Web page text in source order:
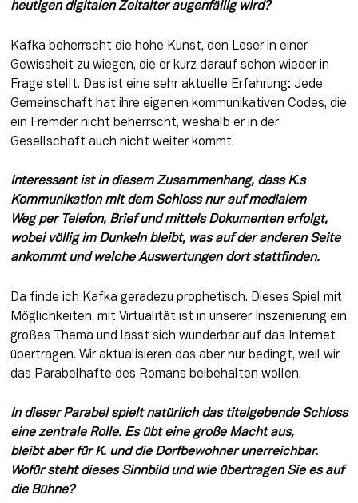
heutigen digitalen Zeitalter augenfällig wird?
Kafka beherrscht die hohe Kunst, den Leser in einer
Gewissheit zu wiegen, die er kurz darauf schon wieder in
Frage stellt. Das ist eine sehr aktuelle Erfahrung: Jede
Gemeinschaft hat ihre eigenen kommunikativen Codes, die
ein Fremder nicht beherrscht, weshalb er in der
Gesellschaft auch nicht weiter­ kommt.
Interessant ist in diesem Zusammenhang, dass K.s
Kommunikation mit dem Schloss nur auf medialem
Weg per Telefon, Brief und mittels Doku­menten erfolgt,
wobei völlig im Dunkeln bleibt, was auf der anderen Seite
ankommt und welche Auswertungen dort stattfinden.
Da finde ich Kafka geradezu prophetisch. Dieses Spiel mit
Möglichkeiten, mit Virtualität ist in unserer Inszenierung ein
großes Thema und lässt sich wunderbar auf das Internet
übertragen. Wir aktualisieren das aber nur bedingt, weil wir
das Parabelhafte des Romans beibehalten wollen.
In dieser Parabel spielt natürlich das titelgebende Schloss
eine zentrale Rolle. Es übt eine große Macht aus,
bleibt aber für K. und die Dorfbewohner unerreichbar.
Wofür steht dieses Sinnbild und wie übertragen Sie es auf
die Bühne?